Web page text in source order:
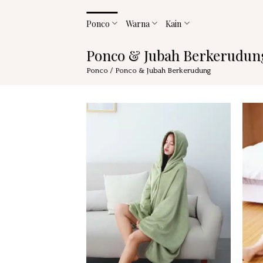
Ponco Warna Kain
Ponco & Jubah
Ponco / Ponco & Jubah Berkerudung